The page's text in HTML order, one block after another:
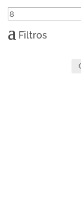
Filtros